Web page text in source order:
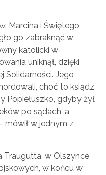
Marcina i Świętego
go zabraknąć w
katolicki w
uniknął, dzięki
Solidarności. Jego
choć to ksiądz
Popiełuszko, gdyby żył
po sądach, a
mówił w jednym z
Traugutta, w Olszynce
w końcu w